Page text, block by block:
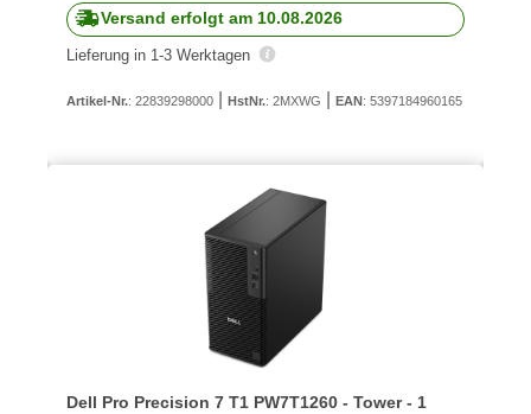
Versand erfolgt am 10.08.2026
Lieferung in 1-3 Werktagen
Artikel-Nr.: 22839298000 HstNr.: 2MXWG EAN: 5397184960165
Dell Pro Precision 7 T1 PW7T1260 - Tower - 1